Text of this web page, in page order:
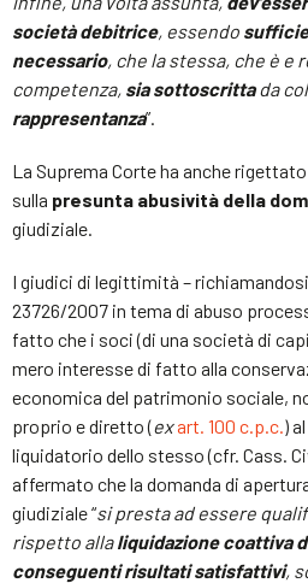
società debitrice, essendo
necessario, che la stessa, che è e
competenza, sia sottoscrittada
rappresentanza”.
La Suprema Corte ha anche
sulla presunta abusività della
giudiziale.
I giudici di legittimità –
23726/2007 in tema di abuso
fatto che i soci (di una società di
mero interesse di fatto alla
economica del patrimonio sociale,
proprio e diretto (exart. 100 c.p.c.)
liquidatorio dello stesso (cfr. Cass.
affermato che la domanda di
giudiziale“si presta ad essere
rispetto allaliquidazione coattiva
conseguenti risultati satisfattivi,